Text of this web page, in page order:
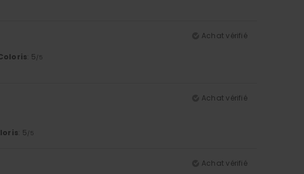
Achat vérifié
: 5/5
Achat vérifié
: 5/5
Achat vérifié